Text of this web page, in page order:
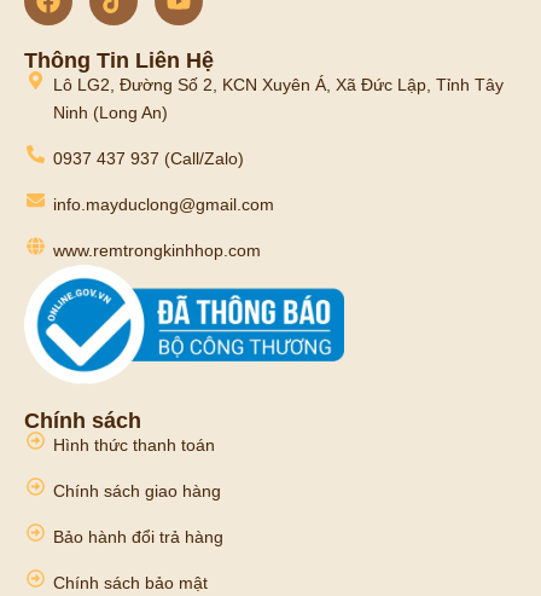
Thông Tin Liên Hệ
Lô LG2, Đường Số 2, KCN Xuyên Á, Xã Đức Lập, Tỉnh Tây
Ninh (Long An)
0937 437 937 (Call/Zalo)
info.mayduclong@gmail.com
www.remtrongkinhhop.com
Chính sách
Hình thức thanh toán
Chính sách giao hàng
Bảo hành đổi trả hàng
Chính sách bảo mật